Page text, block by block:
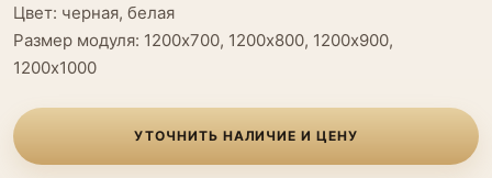
Цвет: черная, белая
Размер модуля: 1200х700, 1200х800, 1200х900,
1200х1000
УТОЧНИТЬ НАЛИЧИЕ И ЦЕНУ